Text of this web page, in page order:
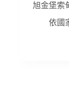
旭金堡索
依國